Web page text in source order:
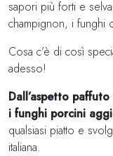
sapori più forti e
champignon, i funghi
Cosa c’è di così
adesso!
Dall’aspetto
i funghi porcini
qualsiasi piatto e
italiana.